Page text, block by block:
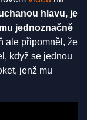
hlavu, je
jednoznačně
ale připomněl, že
když se jednou
jenž mu